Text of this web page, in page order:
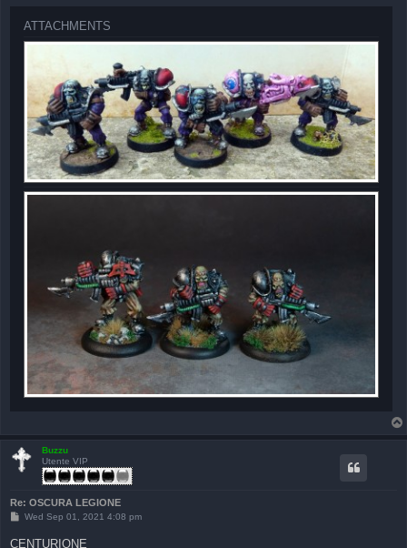
ATTACHMENTS
Buzzu
Utente VIP
Re: OSCURA LEGIONE
P
s
Wed Sep 01, 2021 4:08 pm
CENTURIONE